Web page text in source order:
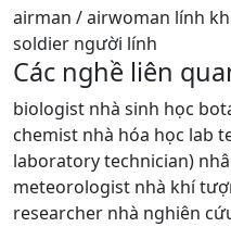
airman / airwoman lính
soldier người lính
Các nghề liên
biologist nhà sinh học
chemist nhà hóa học lab
laboratory technician)
meteorologist nhà khí
researcher nhà nghiên